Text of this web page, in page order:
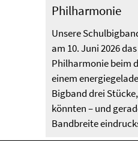
Philharmonie
Unsere
am 10. Juni 2026
Philharmonie beim
einem
Bigband drei
könnten – und
Bandbreite